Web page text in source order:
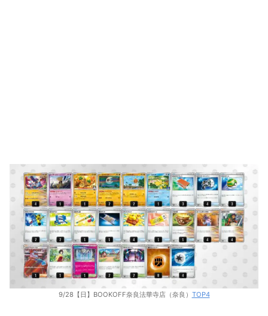
9/28【日】BOOKOFF奈良法華寺店（奈良） TOP4